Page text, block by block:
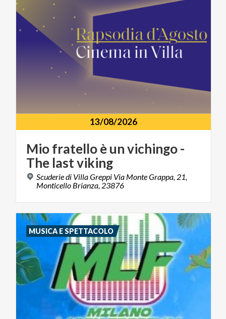
13/08/2026
Miofratelloèunvichingo-
The lastviking
Scuderie di Villa Greppi Via Monte Grappa, 21,
Monticello Brianza, 23876
MUSICA E SPETTACOLO